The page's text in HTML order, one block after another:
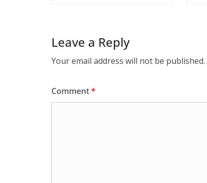
Leave a Reply
Your email address will not be published.
Comment*